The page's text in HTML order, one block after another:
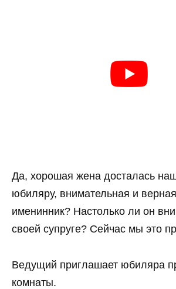
Да, хорошая жена досталась
юбиляру, внимательная и
именинник? Настолько ли он
своей супруге? Сейчас мы это
Ведущий приглашает юбиляра
комнаты.